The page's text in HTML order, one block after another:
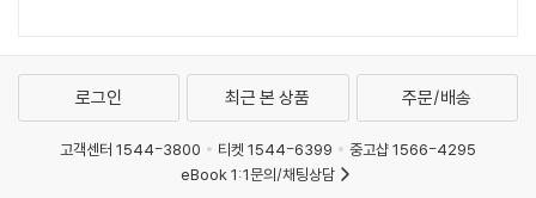
로그인 최근 본 상품 주문/배송
고객센터 1544-3800 티켓 1544-6399
중고샵 1566-4295
eBook 1:1문의/채팅상담